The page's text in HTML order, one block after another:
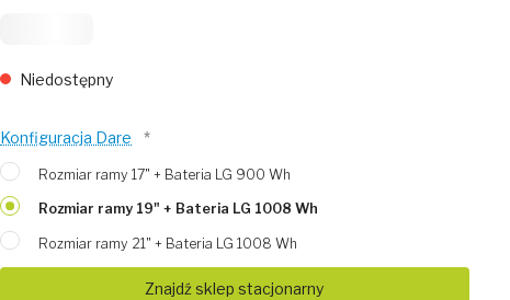
Niedostępny
Konfiguracja Dare *
Rozmiar ramy 17" + Bateria LG 900 Wh
Rozmiar ramy 19" + Bateria LG 1008 Wh
Rozmiar ramy 21" + Bateria LG 1008 Wh
Znajdź sklep stacjonarny